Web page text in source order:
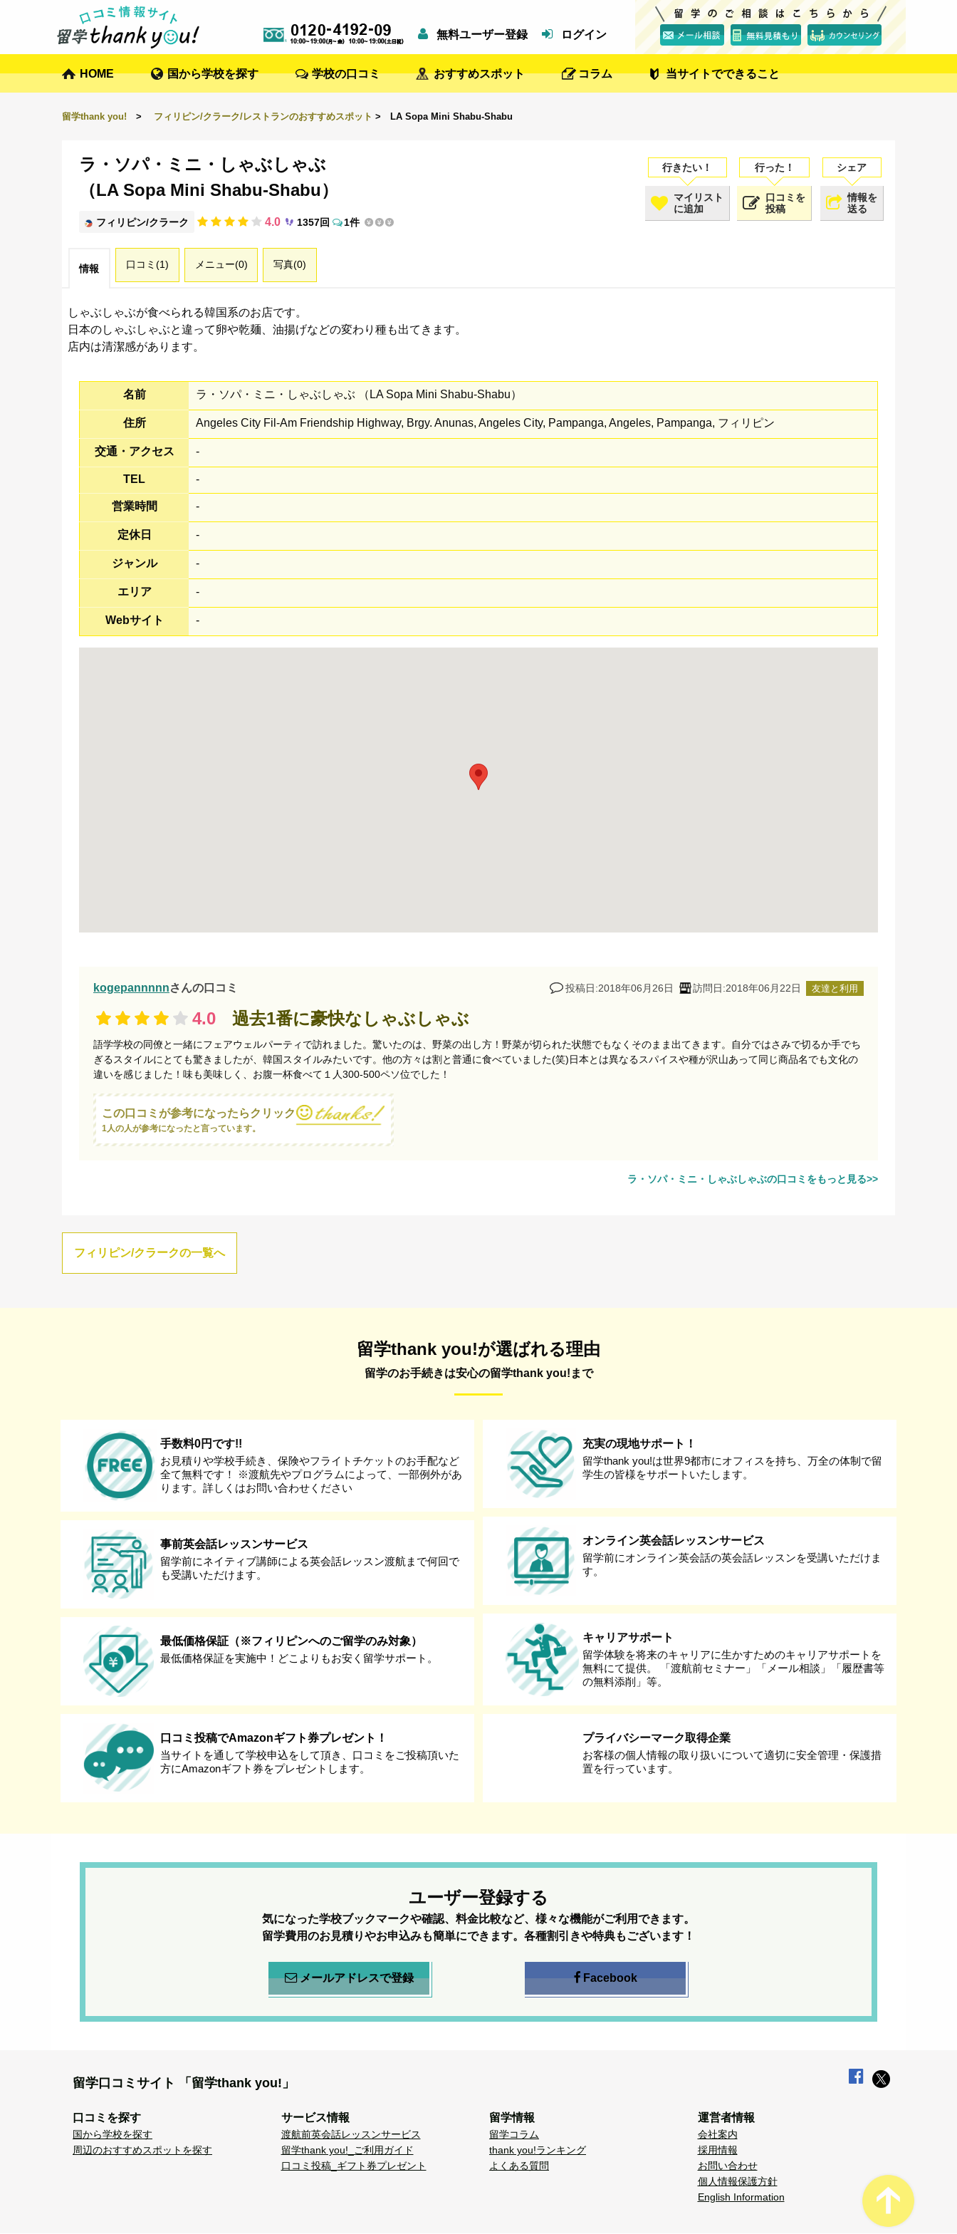
無料ユーザー登録 ログイン
HOME 国から学校を探す 学校の口コミ おすすめスポット コラム 当サイトでできること
留学thank you! > フィリピン/クラーク/レストランのおすすめスポット > LA Sopa Mini Shabu-Shabu
ラ・ソパ・ミニ・しゃぶしゃぶ
（LA Sopa Mini Shabu-Shabu）
フィリピン/クラーク 4.0 1357回 1件
マイリスト
に追加
口コミを
投稿
情報を
送る
情報 口コミ(1) メニュー(0) 写真(0)
しゃぶしゃぶが食べられる韓国系のお店です。
日本のしゃぶしゃぶと違って卵や乾麺、油揚げなどの変わり種も出てきます。
店内は清潔感があります。
名前 ラ・ソパ・ミニ・しゃぶしゃぶ （LA Sopa Mini Shabu-Shabu）
住所 Angeles City Fil-Am Friendship Highway, Brgy. Anunas, Angeles City, Pampanga, Angeles, Pampanga, フィリピン
交通・アクセス -
TEL -
営業時間 -
定休日 -
ジャンル -
エリア -
Webサイト -
kogepannnnnさんの口コミ 投稿日:2018年06月26日 訪問日:2018年06月22日 友達と利用
4.0 過去1番に豪快なしゃぶしゃぶ
語学学校の同僚と一緒にフェアウェルパーティで訪れました。驚いたのは、野菜の出し方！野菜が切られた状態でもなくそのまま出てきます。自分ではさみで切るか手でち
ぎるスタイルにとても驚きましたが、韓国スタイルみたいです。他の方々は割と普通に食べていました(笑)日本とは異なるスパイスや種が沢山あって同じ商品名でも文化の
違いを感じました！味も美味しく、お腹一杯食べて１人300-500ペソ位でした！
この口コミが参考になったらクリック
1人の人が参考になったと言っています。
ラ・ソパ・ミニ・しゃぶしゃぶの口コミをもっと見る>>
フィリピン/クラークの一覧へ
留学thank you!が選ばれる理由
留学のお手続きは安心の留学thank you!まで
手数料0円です!!
お見積りや学校手続き、保険やフライトチケットのお手配など
全て無料です！ ※渡航先やプログラムによって、一部例外があ
ります。詳しくはお問い合わせください
事前英会話レッスンサービス
留学前にネイティブ講師による英会話レッスン渡航まで何回で
も受講いただけます。
最低価格保証（※フィリピンへのご留学のみ対象）
最低価格保証を実施中！どこよりもお安く留学サポート。
口コミ投稿でAmazonギフト券プレゼント！
当サイトを通して学校申込をして頂き、口コミをご投稿頂いた
方にAmazonギフト券をプレゼントします。
充実の現地サポート！
留学thank you!は世界9都市にオフィスを持ち、万全の体制で留
学生の皆様をサポートいたします。
オンライン英会話レッスンサービス
留学前にオンライン英会話の英会話レッスンを受講いただけま
す。
キャリアサポート
留学体験を将来のキャリアに生かすためのキャリアサポートを
無料にて提供。 「渡航前セミナー」「メール相談」「履歴書等
の無料添削」等。
プライバシーマーク取得企業
お客様の個人情報の取り扱いについて適切に安全管理・保護措
置を行っています。
ユーザー登録する
気になった学校ブックマークや確認、料金比較など、様々な機能がご利用できます。
留学費用のお見積りやお申込みも簡単にできます。各種割引きや特典もございます！
メールアドレスで登録 Facebook
留学口コミサイト 「留学thank you!」
口コミを探す
国から学校を探す
周辺のおすすめスポットを探す
サービス情報
渡航前英会話レッスンサービス
留学thank you!_ご利用ガイド
口コミ投稿_ギフト券プレゼント
留学情報
留学コラム
thank you!ランキング
よくある質問
運営者情報
会社案内
採用情報
お問い合わせ
個人情報保護方針
English Information